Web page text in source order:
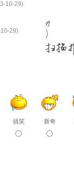
10-29)
29)
搞笑 新奇